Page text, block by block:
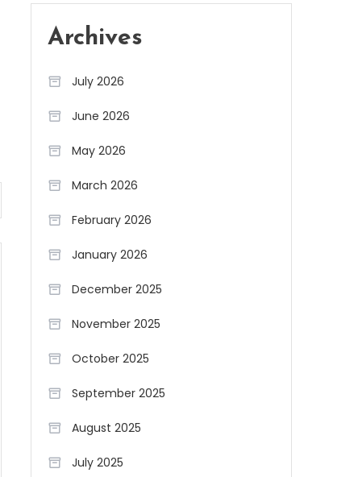
Archives
July 2026
June 2026
May 2026
March 2026
February 2026
January 2026
December 2025
November 2025
October 2025
September 2025
August 2025
July 2025